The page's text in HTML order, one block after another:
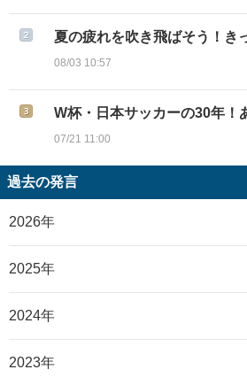
夏の疲れを吹き飛ばそう！き
08/03 10:57
W杯・日本サッカーの30年
07/21 11:00
過去の発言
2026年
2025年
2024年
2023年